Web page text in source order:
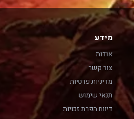
מידע
אודות
צור קשר
מדיניות פרטיות
תנאי שימוש
דיווח הפרת זכויות